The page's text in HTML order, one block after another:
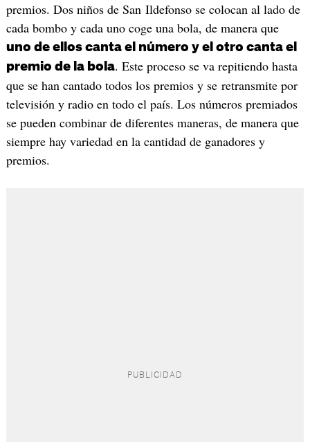
premios. Dos niños de San Ildefonso se colocan al lado de
cada bombo y cada uno coge una bola, de manera que
uno de ellos canta el número y el otro canta el
premio de la bola. Este proceso se va repitiendo hasta
que se han cantado todos los premios y se retransmite por
televisión y radio en todo el país. Los números premiados
se pueden combinar de diferentes maneras, de manera que
siempre hay variedad en la cantidad de ganadores y
premios.